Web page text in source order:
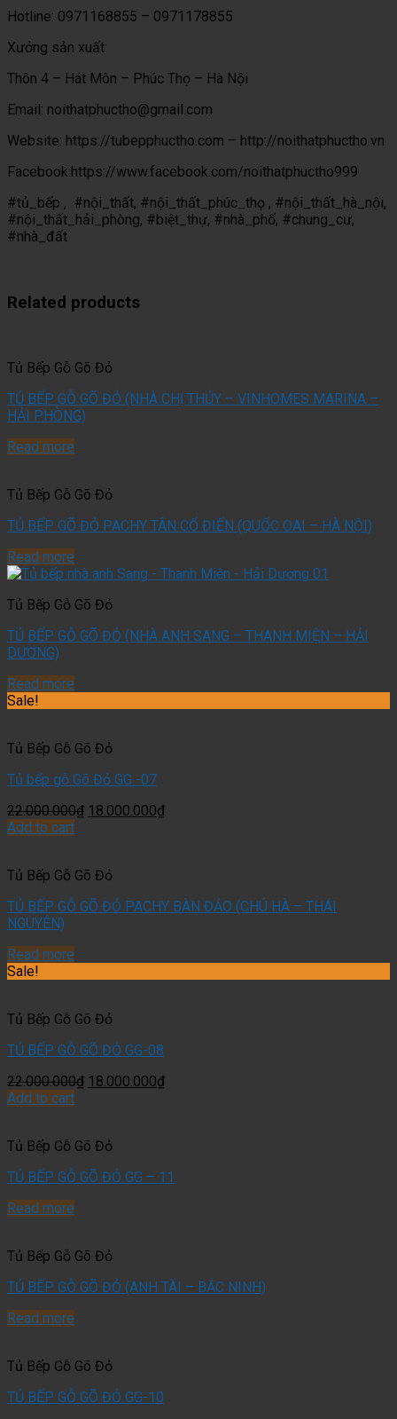
Hotline: 0971168855 – 0971178855
Xưởng sản xuất:
Thôn 4 – Hát Môn – Phúc Thọ – Hà Nội
Email: noithatphuctho@gmail.com
Website: https://tubepphuctho.com – http://noithatphuctho.vn
Facebook:https://www.facebook.com/noithatphuctho999
#tủ_bếp , #nội_thất, #nội_thất_phúc_thọ , #nội_thất_hà_nội,
#nội_thất_hải_phòng, #biệt_thự, #nhà_phố, #chung_cư,
#nhà_đất
Related products
Tủ Bếp Gỗ Gõ Đỏ
TỦ BẾP GỖ GÕ ĐỎ (NHÀ CHỊ THỦY – VINHOMES MARINA –
HẢI PHÒNG)
Read more
Tủ Bếp Gỗ Gõ Đỏ
TỦ BẾP GÕ ĐỎ PACHY TÂN CỔ ĐIỂN (QUỐC OAI – HÀ NỘI)
Read more
Tủ Bếp Gỗ Gõ Đỏ
TỦ BẾP GỖ GÕ ĐỎ (NHÀ ANH SANG – THANH MIỆN – HẢI
DƯƠNG)
Read more
Sale!
Tủ Bếp Gỗ Gõ Đỏ
Tủ bếp gỗ Gõ Đỏ GG -07
22.000.000₫ 18.000.000₫
Add to cart
Tủ Bếp Gỗ Gõ Đỏ
TỦ BẾP GỖ GÕ ĐỎ PACHY BÀN ĐẢO (CHÚ HÀ – THÁI
NGUYÊN)
Read more
Sale!
Tủ Bếp Gỗ Gõ Đỏ
TỦ BẾP GỖ GÕ ĐỎ GG-08
22.000.000₫ 18.000.000₫
Add to cart
Tủ Bếp Gỗ Gõ Đỏ
TỦ BẾP GỖ GÕ ĐỎ GG – 11
Read more
Tủ Bếp Gỗ Gõ Đỏ
TỦ BẾP GỖ GÕ ĐỎ (ANH TÀI – BẮC NINH)
Read more
Tủ Bếp Gỗ Gõ Đỏ
TỦ BẾP GỖ GÕ ĐỎ GG-10